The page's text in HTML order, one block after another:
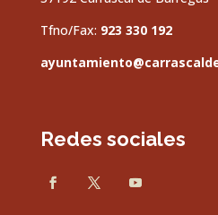
Tfno/Fax: 923 330 192
Redes sociales